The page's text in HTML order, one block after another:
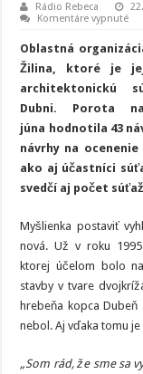
Rádio Rebeca
Komentáre vypnuténa
na
Oblastná
Žilina, ktoré je jej
architektonickú
Dubni. Porota
júna hodnotila 43
návrhy na
ako aj účastníci
svedčí aj počet
Myšlienka postaviť
nová. Už v roku
ktorej účelom bolo
stavby v tvare
hrebeňa kopca
nebol. Aj vďaka tomu
„Som rád, že sme sa